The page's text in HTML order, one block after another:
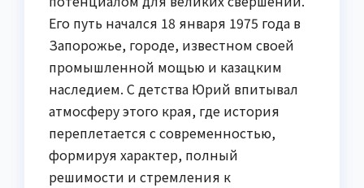
Его путь начался 18 января 1975 года в
Запорожье, городе, известном своей
промышленной мощью и казацким
наследием. С детства Юрий впитывал
атмосферу этого края, где история
переплетается с современностью,
формируя характер, полный
решимости и стремления к